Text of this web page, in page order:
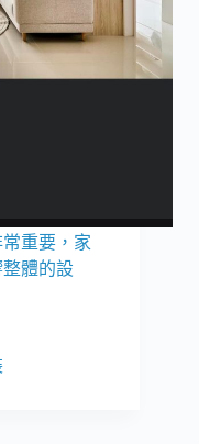
重要，家
體的設